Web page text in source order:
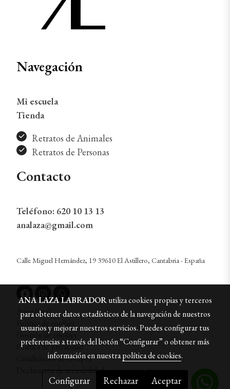
Navegación
Mi escuela
Tienda
Retratos de Animales
Retratos de Personas
Contacto
Teléfono: 620 10 13 13
analaza@gmail.com
Calle Miguel Hernández, 19 39610 El Astillero, Cantabria - España
Aviso legal
Política de cookies
Gestión de cookies
Política de privacidad
Condiciones de compra
Declaración de accesibilidad
ANA LAZA LABRADORutiliza cookies propias y terceros
para obtener datos estadísticos de la navegación de nuestros
usuarios y mejorar nuestros servicios. Puedes configurar tus
preferencias a través del botón “Configurar” o obtener más
información en nuestrapolítica de cookies.
Configurar Rechazar Aceptar